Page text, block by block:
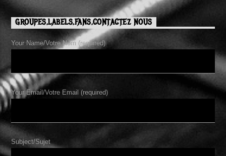
GROUPES,LABELS,FANS,CONTACTEZ NOUS
Your Name/Votre Nom (required)
Your Email/Votre Email (required)
Subject/Sujet